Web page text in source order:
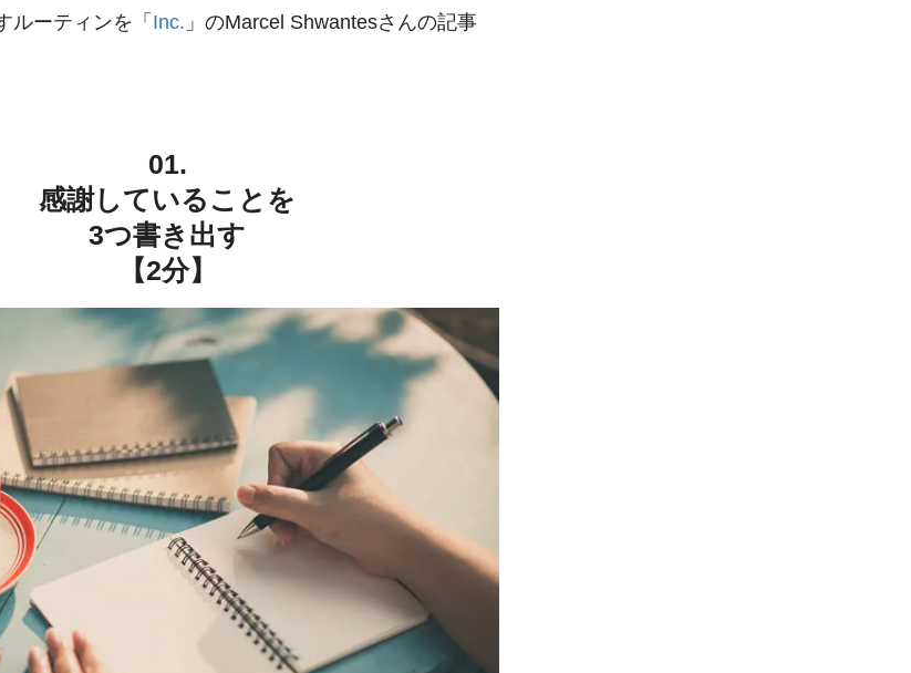
ルーティンを「 Inc. 」のMarcel Shwantesさんの記事
01.
感謝していることを
3つ書き出す
【2分】